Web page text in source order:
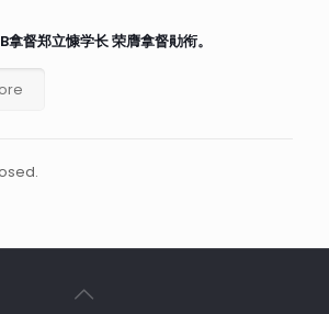
督郑立慷学长 荣膺拿督勛衔。